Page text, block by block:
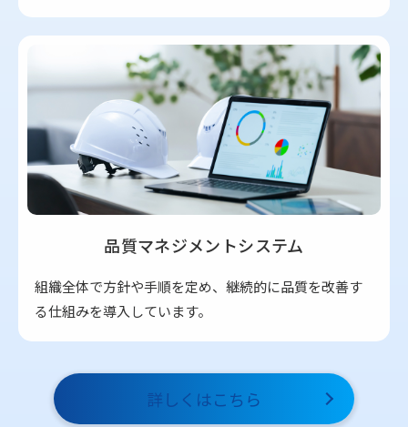
品質マネジメントシステム
組織全体で方針や手順を定め、継続的に品質を改善す
る仕組みを導入しています。
詳しくはこちら